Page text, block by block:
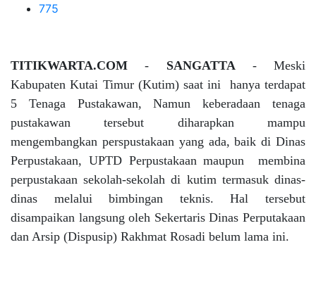
775
TITIKWARTA.COM - SANGATTA- Meski
Kabupaten Kutai Timur (Kutim) saat ini hanya terdapat
5 Tenaga Pustakawan, Namun keberadaan tenaga
pustakawan tersebut diharapkan mampu
mengembangkan perspustakaan yang ada, baik di Dinas
Perpustakaan, UPTD Perpustakaan maupun membina
perpustakaan sekolah-sekolah di kutim termasuk dinas-
dinas melalui bimbingan teknis. Hal tersebut
disampaikan langsung oleh Sekertaris Dinas Perputakaan
dan Arsip (Dispusip) Rakhmat Rosadi belum lama ini.